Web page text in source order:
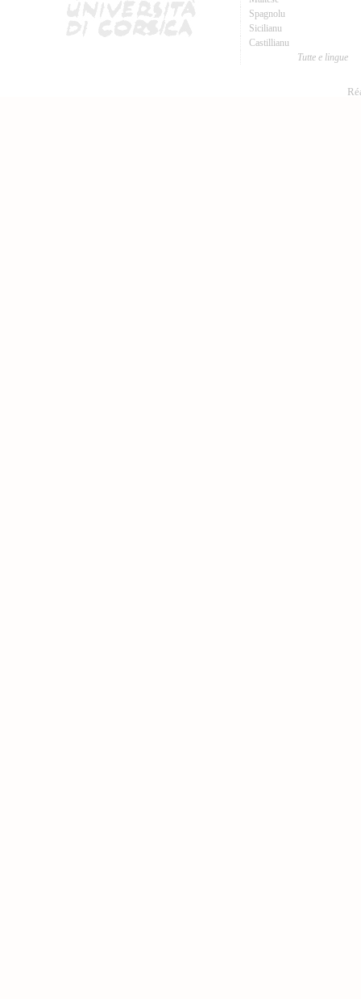
Spagnolu
Sicilianu
Castillianu
Tutte e lingue